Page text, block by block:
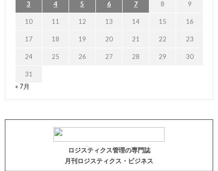
3 4 5 6 7 8 9
10 11 12 13 14 15 16
17 18 19 20 21 22 23
24 25 26 27 28 29 30
31
« 7月
ロジスティクス管理の専門誌
月刊ロジスティクス・ビジネス